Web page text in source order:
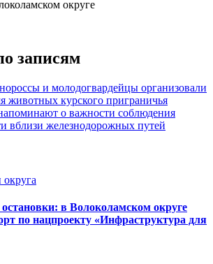
записям
и молодогвардейцы организовали
животных курского приграничья
о важности соблюдения
вблизи железнодорожных путей
в Волоколамском округе
по нацпроекту «Инфраструктура для